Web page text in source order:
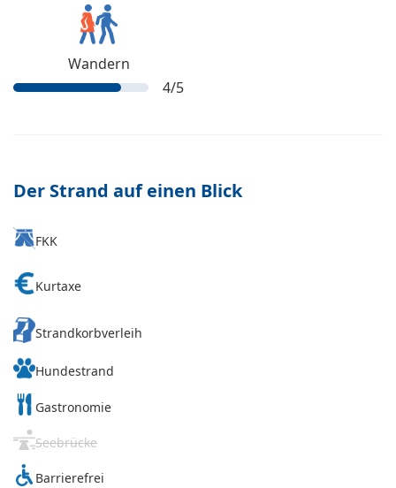
Wandern
4/5
Der Strand auf einen Blick
FKK
Kurtaxe
Strandkorbverleih
Hundestrand
Gastronomie
Seebrücke
Barrierefrei